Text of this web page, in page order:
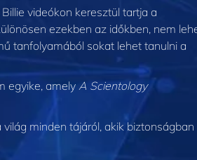
videókon keresztül tartja a
ezekben az időkben, nem
tanfolyamából sokat lehet tanulni a
egyike, amely A Scientology
minden tájáról, akik biztonságban